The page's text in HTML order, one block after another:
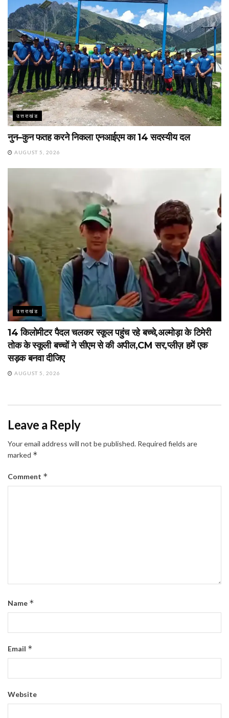
उत्तराखंड
नुन–कुन फतह करने निकला एनआईएम का 14 सदस्यीय दल
AUGUST 5, 2026
उत्तराखंड
14 किलोमीटर पैदल चलकर स्कूल पहुंच रहे बच्चे,अल्मोड़ा के टिमेरी
तोक के स्कूली बच्चों ने सीएम से की अपील,CM सर,प्लीज़ हमें एक
सड़क बनवा दीजिए
AUGUST 5, 2026
Leave a Reply
Your email address will not be published. Required fields are
marked *
Comment *
Name *
Email *
Website